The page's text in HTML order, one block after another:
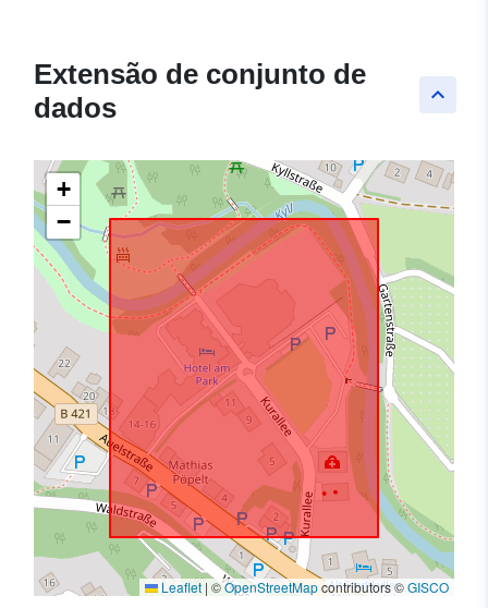
keyboard_arrow_up
Extensão de conjunto de
dados
+
−
Leaflet | ©OpenStreetMapcontributors ©GISCO